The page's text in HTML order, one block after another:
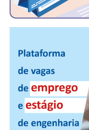
NOTÍCIAS NO WHATSAPP
MANUAL DE REDAÇÃO
RELEASES
CONTATO